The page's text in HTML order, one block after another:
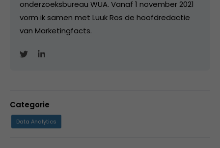
onderzoeksbureau WUA. Vanaf 1 november 2021
vorm ik samen met Luuk Ros de hoofdredactie
van Marketingfacts.
Categorie
Data Analytics